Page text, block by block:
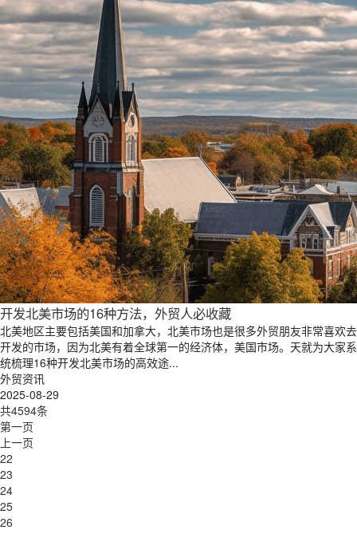
开发北美市场的16种方法，外贸人必收藏
北美地区主要包括美国和加拿大，北美市场也是很多外贸朋友非常喜欢去
开发的市场，因为北美有着全球第一的经济体，美国市场。天就为大家系
统梳理16种开发北美市场的高效途...
外贸资讯
2025-08-29
共4594条
第一页
上一页
22
23
24
25
26